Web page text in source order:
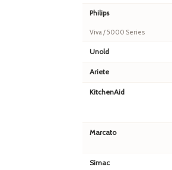
Philips
Viva / 5000 Series
Unold
Ariete
KitchenAid
Marcato
Simac